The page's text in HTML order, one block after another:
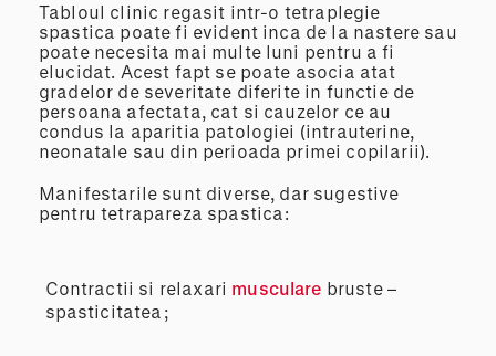
Tabloul clinic regasit intr-o tetraplegie
spastica poate fi evident inca de la nastere sau
poate necesita mai multe luni pentru a fi
elucidat. Acest fapt se poate asocia atat
gradelor de severitate diferite in functie de
persoana afectata, cat si cauzelor ce au
condus la aparitia patologiei (intrauterine,
neonatale sau din perioada primei copilarii).
Manifestarile sunt diverse, dar sugestive
pentru tetrapareza spastica:
Contractii si relaxari musculare bruste –
spasticitatea;